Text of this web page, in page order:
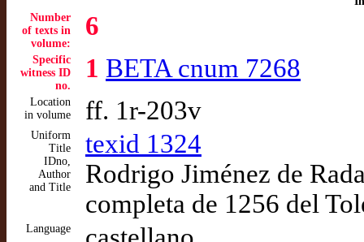
Number
of texts in
volume:
6
Specific
witness ID
no.
1 BETA cnum 7268
Location
in volume
ff. 1r-203v
Uniform
Title
IDno,
Author
and Title
texid 1324
Rodrigo Jiménez de
completa de 1256 del
Language